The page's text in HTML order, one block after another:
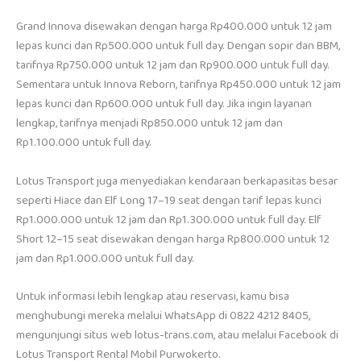
Grand Innova disewakan dengan harga Rp400.000 untuk 12 jam
lepas kunci dan Rp500.000 untuk full day. Dengan sopir dan BBM,
tarifnya Rp750.000 untuk 12 jam dan Rp900.000 untuk full day.
Sementara untuk Innova Reborn, tarifnya Rp450.000 untuk 12 jam
lepas kunci dan Rp600.000 untuk full day. Jika ingin layanan
lengkap, tarifnya menjadi Rp850.000 untuk 12 jam dan
Rp1.100.000 untuk full day.
Lotus Transport juga menyediakan kendaraan berkapasitas besar
seperti Hiace dan Elf Long 17–19 seat dengan tarif lepas kunci
Rp1.000.000 untuk 12 jam dan Rp1.300.000 untuk full day. Elf
Short 12–15 seat disewakan dengan harga Rp800.000 untuk 12
jam dan Rp1.000.000 untuk full day.
Untuk informasi lebih lengkap atau reservasi, kamu bisa
menghubungi mereka melalui WhatsApp di 0822 4212 8405,
mengunjungi situs web lotus-trans.com, atau melalui Facebook di
Lotus Transport Rental Mobil Purwokerto.